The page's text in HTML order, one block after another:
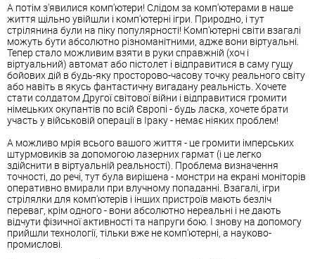
А потім з'явилися комп'ютери! Слідом за комп'ютерами в наше
життя щільно увійшли і комп'ютерні ігри. Природно, і тут
стрілянина були на піку популярності! Комп'ютерні світи взагалі
можуть бути абсолютно різноманітними, адже вони віртуальні.
Тепер стало можливим взяти в руки справжній (хоч і
віртуальний) автомат або пістолет і відправитися в саму гущу
бойових дій в будь-яку просторово-часову точку реального світу
або навіть в якусь фантастичну вигадану реальність. Хочете
стати солдатом Другої світової війни і відправитися громити
німецьких окупантів по всій Європі - будь ласка, хочете брати
участь у військовій операції в Іраку - немає ніяких проблем!
А можливо мрія всього вашого життя - це громити імперських
штурмовиків за допомогою лазерних гармат (і це легко
здійснити в віртуальній реальності). Проблема визначення
точності, до речі, тут була вирішена - монстри на екрані моніторів
оперативно вмирали при влучному попаданні. Взагалі, ігри
стрілялки для комп'ютерів і інших пристроїв мають безліч
переваг, крім одного - вони абсолютно нереальні і не дають
відчути фізичної активності та напруги бою. І знову на допомогу
прийшли технології, тільки вже не комп'ютерні, а науково-
промислові.